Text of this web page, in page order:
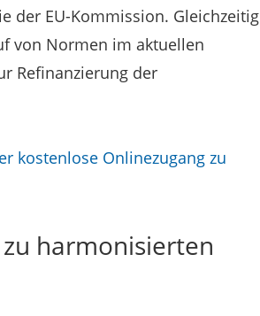
der EU-Kommission. Gleichzeitig
von Normen im aktuellen
Refinanzierung der
kostenlose Onlinezugang zu
harmonisierten